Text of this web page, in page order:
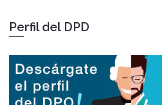
Perfil del DPD